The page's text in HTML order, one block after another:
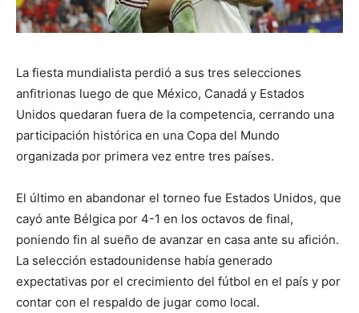
La fiesta mundialista perdió a sus tres selecciones
anfitrionas luego de que México, Canadá y Estados
Unidos quedaran fuera de la competencia, cerrando una
participación histórica en una Copa del Mundo
organizada por primera vez entre tres países.
El último en abandonar el torneo fue Estados Unidos, que
cayó ante Bélgica por 4-1 en los octavos de final,
poniendo fin al sueño de avanzar en casa ante su afición.
La selección estadounidense había generado
expectativas por el crecimiento del fútbol en el país y por
contar con el respaldo de jugar como local.